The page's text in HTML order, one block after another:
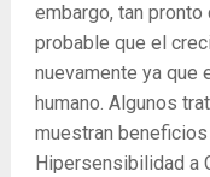
embargo, tan
probable que el
nuevamente ya que
humano. Algunos
muestran
Hipersensibilidad a